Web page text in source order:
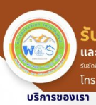
to
content